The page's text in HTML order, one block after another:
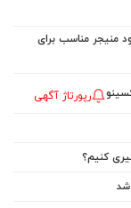
منیجر مناسب برای
رپورتاژ آگهی